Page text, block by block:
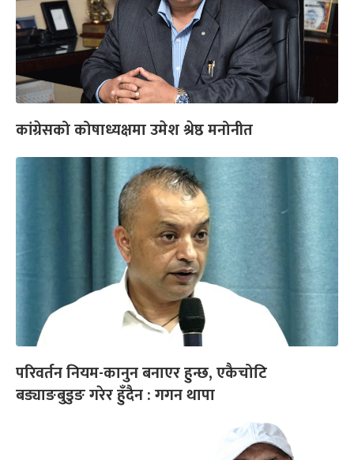
कांग्रेसको कोषाध्यक्षमा उमेश श्रेष्ठ मनोनीत
परिवर्तन नियम-कानुन बनाएर हुन्छ, एकैचोटि
बड्याङबुडुङ गरेर हुँदैन : गगन थापा